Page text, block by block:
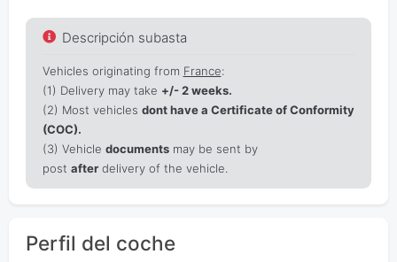
Descripción subasta
Vehicles originating from France:
(1) Delivery may take +/- 2 weeks.
(2) Most vehicles dont have a Certificate of Conformity
(COC).
(3) Vehicle documentsmay be sent by
post afterdelivery of the vehicle.
Perfil del coche